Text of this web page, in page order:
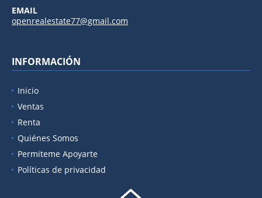
EMAIL
openrealestate77@gmail.com
INFORMACIÓN
Inicio
Ventas
Renta
Quiénes Somos
Permiteme Apoyarte
Políticas de privacidad